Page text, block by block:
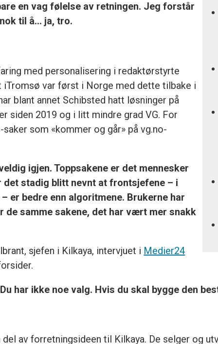
en vag følelse av retningen. Jeg forstår
til å... ja, tro.
med personalisering i redaktørstyrte
iTromsø var først i Norge med dette tilbake i
blant annet Schibsted hatt løsninger på
siden 2019 og i litt mindre grad VG. For
som «kommer og går» på vg.no-
igjen. Toppsakene er det mennesker
stadig blitt nevnt at frontsjefene – i
er bedre enn algoritmene. Brukerne har
samme sakene, det har vært mer snakk
sjefen i Kilkaya, intervjuet i Medier24
har ikke noe valg. Hvis du skal bygge den
av forretningsideen til Kilkaya. De selger og